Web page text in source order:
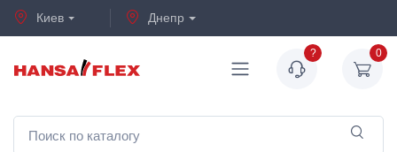
Киев Днепр
? 0